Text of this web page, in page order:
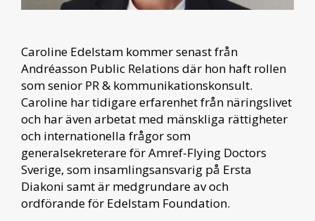
Caroline Edelstam kommer senast från
Andréasson Public Relations där hon haft rollen
som senior PR & kommunikationskonsult.
Caroline har tidigare erfarenhet från näringslivet
och har även arbetat med mänskliga rättigheter
och internationella frågor som
generalsekreterare för Amref-Flying Doctors
Sverige, som insamlingsansvarig på Ersta
Diakoni samt är medgrundare av och
ordförande för Edelstam Foundation.